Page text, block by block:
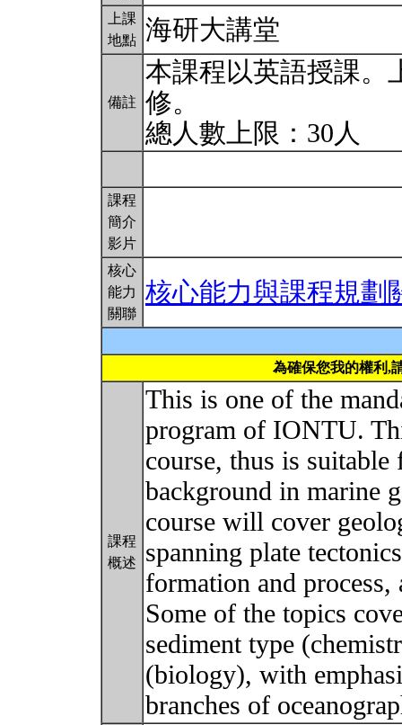
上課
地點 海研大講堂
備註
本課程以英語授課。
修。
總人數上限：30人
課程
簡介
影片
核心
能力
關聯
核心能力與課程規劃
為確保您我的權利,
課程
概述
This is one of the
program of IONTU.
course, thus is
background in marine
course will cover
spanning plate
formation and process,
Some of the topics
sediment type
(biology), with
branches of